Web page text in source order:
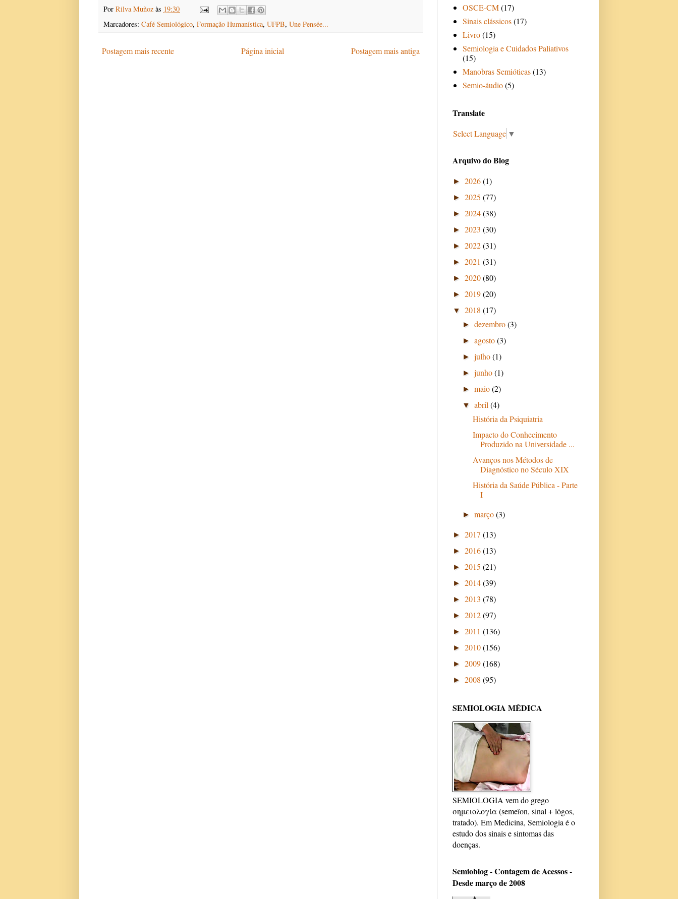
Por Rilva Muñoz às 19:30
Marcadores: Café Semiológico, Formação Humanística, UFPB, Une Pensée...
Postagem mais recente Postagem mais antiga
Página inicial
OSCE-CM(17)
Sinais clássicos(17)
Livro(15)
Semiologia e Cuidados Paliativos
(15)
Manobras Semióticas(13)
Semio-áudio(5)
Translate
Select Language ▼
Arquivo do Blog
► 2026(1)
► 2025 (77)
► 2024(38)
► 2023 (30)
► 2022(31)
► 2021 (31)
► 2020(80)
► 2019(20)
▼ 2018 (17)
►dezembro(3)
►agosto(3)
►julho(1)
►junho(1)
►maio(2)
▼abril(4)
História da Psiquiatria
Impacto do Conhecimento
Produzido na Universidade ...
Avanços nos Métodos de
Diagnóstico no Século XIX
História da Saúde Pública - Parte
I
►março(3)
► 2017 (13)
► 2016(13)
► 2015 (21)
► 2014(39)
► 2013 (78)
► 2012(97)
► 2011 (136)
► 2010(156)
► 2009(168)
► 2008 (95)
SEMIOLOGIA MÉDICA
SEMIOLOGIA vem do grego
σημειολογία (semeîon, sinal + lógos,
tratado). Em Medicina, Semiologia é o
estudo dos sinais e sintomas das
doenças.
Semioblog - Contagem de Acessos -
Desde março de 2008